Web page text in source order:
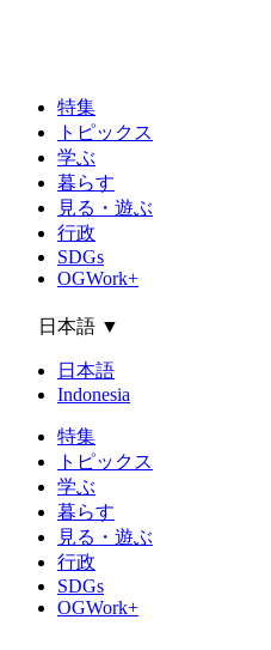
特集
トピックス
学ぶ
暮らす
見る・遊ぶ
行政
SDGs
OGWork+
日本語 ▼
日本語
Indonesia
特集
トピックス
学ぶ
暮らす
見る・遊ぶ
行政
SDGs
OGWork+